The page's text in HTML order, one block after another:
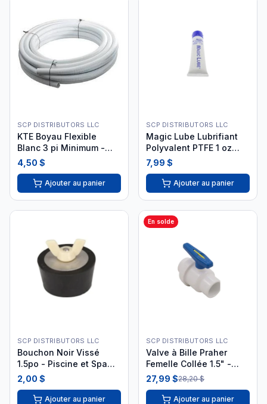
SCP DISTRIBUTORS LLC
KTE Boyau Flexible
Blanc 3 pi Minimum -
Plomberie Piscine KTE-
56-2001
4,50 $
Ajouter au panier
SCP DISTRIBUTORS LLC
Magic Lube Lubrifiant
Polyvalent PTFE 1 oz
#630
7,99 $
Ajouter au panier
SCP DISTRIBUTORS LLC
Bouchon Noir Vissé
1.5po - Piscine et Spa
844268011626
2,00 $
Ajouter au panier
En solde
SCP DISTRIBUTORS LLC
Valve à Bille Praher
Femelle Collée 1.5" -
Union Standard| 150-010
i26
27,99 $28,20 $
Ajouter au panier